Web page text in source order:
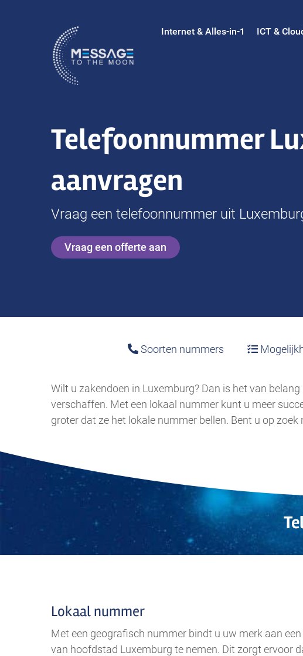
Internet & Alles-in-1
ICT &
Telefoonnummer
aanvragen
Vraag een telefoonnummer uit
Vraag een offerte aan
Soorten nummers
Wilt u zakendoen in Luxemburg? Dan is het van
verschaffen. Met een lokaal nummer kunt u meer
groter dat ze het lokale nummer bellen. Bent u op
Lokaal nummer
Met een geografisch nummer bindt u uw merk aan
van hoofdstad Luxemburg te nemen. Dit zorgt ervoor